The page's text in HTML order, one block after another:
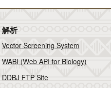
解析
Vector Screening System
WABI (Web API for Biology)
DDBJ FTP Site